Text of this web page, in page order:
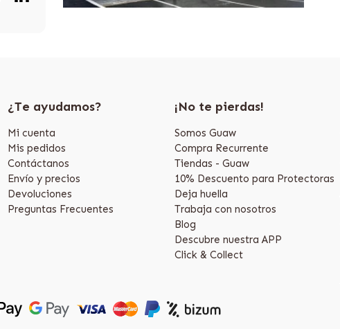
¿Te ayudamos?
Mi cuenta
Mis pedidos
Contáctanos
Envío y precios
Devoluciones
Preguntas Frecuentes
¡No te pierdas!
Somos Guaw
Compra Recurrente
Tiendas - Guaw
10% Descuento para Protectoras
Deja huella
Trabaja con nosotros
Blog
Descubre nuestra APP
Click & Collect